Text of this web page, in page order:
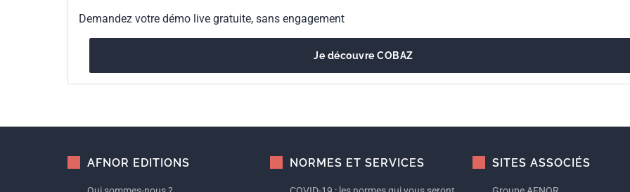
Demandez votre démo live gratuite, sans engagement
Je découvre COBAZ
AFNOR EDITIONS NORMES ET SERVICES SITES ASSOCIÉS